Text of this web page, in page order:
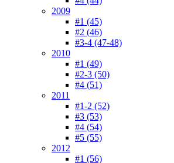
2009
#1 (45)
#2 (46)
#3-4 (47-48)
2010
#1 (49)
#2-3 (50)
#4 (51)
2011
#1-2 (52)
#3 (53)
#4 (54)
#5 (55)
2012
#1 (56)